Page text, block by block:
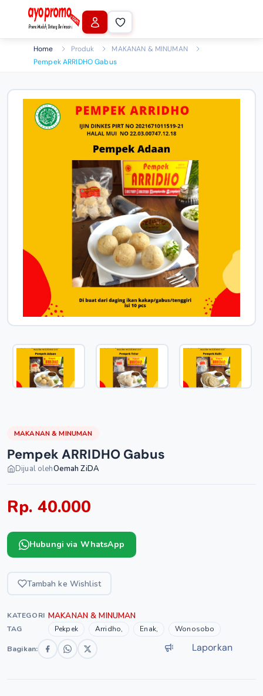
Home Produk
MAKANAN & MINUMAN
Pempek ARRIDHO Gabus
MAKANAN & MINUMAN
Pempek ARRIDHO Gabus
Dijual olehOemah ZiDA
Rp. 40.000
Hubungi via WhatsApp
Tambah ke Wishlist
KATEGORI MAKANAN & MINUMAN
TAG Pekpek Arridho, Enak, Wonosobo
Bagikan: Laporkan